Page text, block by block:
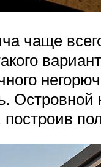
чаще
построив